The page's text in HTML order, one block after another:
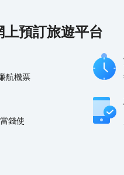
預訂旅遊平台
航機票
錢使